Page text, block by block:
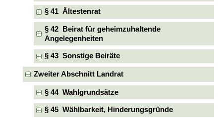
§ 41 Ältestenrat
§ 42 Beirat für geheimzuhaltende
Angelegenheiten
§ 43 Sonstige Beiräte
Zweiter Abschnitt Landrat
§ 44 Wahlgrundsätze
§ 45 Wählbarkeit, Hinderungsgründe